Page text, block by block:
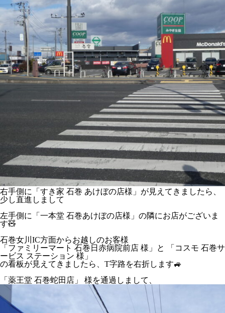
右手側に「すき家 石巻 あけぼの店様」が見えてきましたら、
少し直進しまして
左手側に「一本堂 石巻あけぼの店様」の隣にお店がございま
す🧸
石巻女川IC方面からお越しのお客様
「ファミリーマート 石巻日赤病院前店 様」と 「コスモ 石巻サ
ービス ステーション 様」
の看板が見えてきましたら、T字路を右折します🚙
「薬王堂 石巻蛇田店」 様を通過しまして、